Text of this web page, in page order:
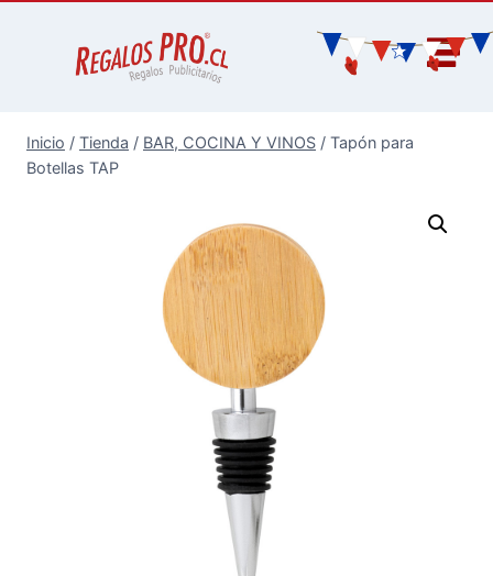
Inicio / Tienda / BAR, COCINA Y VINOS / Tapón para
Botellas TAP